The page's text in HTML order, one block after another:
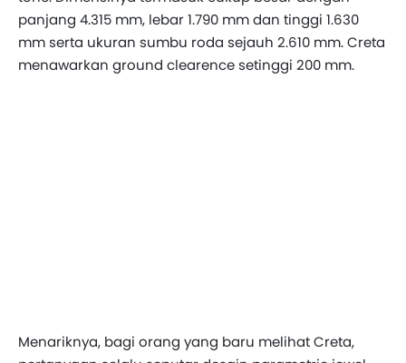
panjang 4.315 mm, lebar 1.790 mm dan tinggi 1.630
mm serta ukuran sumbu roda sejauh 2.610 mm. Creta
menawarkan ground clearence setinggi 200 mm.
Menariknya, bagi orang yang baru melihat Creta,